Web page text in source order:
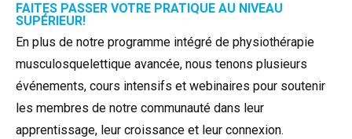
FAITES PASSER VOTRE PRATIQUE AU NIVEAU
SUPÉRIEUR!
En plus de notre programme intégré de physiothérapie
musculosquelettique avancée, nous tenons plusieurs
événements, cours intensifs et webinaires pour soutenir
les membres de notre communauté dans leur
apprentissage, leur croissance et leur connexion.